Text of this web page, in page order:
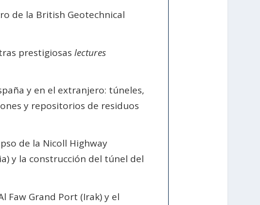
de la British Geotechnical
prestigiosas lectures
y en el extranjero: túneles,
y repositorios de residuos
de la Nicoll Highway
y la construcción del túnel del
Faw Grand Port (Irak) y el